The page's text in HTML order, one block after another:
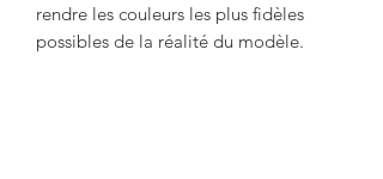
rendre les couleurs les plus fidèles
possibles de la réalité du modèle.